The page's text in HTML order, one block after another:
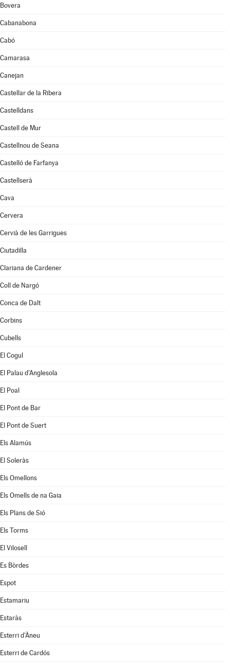
Bovera
Cabanabona
Cabó
Camarasa
Canejan
Castellar de la Ribera
Castelldans
Castell de Mur
Castellnou de Seana
Castelló de Farfanya
Castellserà
Cava
Cervera
Cervià de les Garrigues
Ciutadilla
Clariana de Cardener
Coll de Nargó
Conca de Dalt
Corbins
Cubells
El Cogul
El Palau d'Anglesola
El Poal
El Pont de Bar
El Pont de Suert
Els Alamús
El Soleràs
Els Omellons
Els Omells de na Gaia
Els Plans de Sió
Els Torms
El Vilosell
Es Bòrdes
Espot
Estamariu
Estaràs
Esterri d'Àneu
Esterri de Cardós